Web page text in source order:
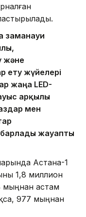
заманауи
және
ету жүйелері
жаңа LED-
арқылы
мен
жауапты
Астана-1
1,8 миллион
мыңнан астам
977 мыңнан